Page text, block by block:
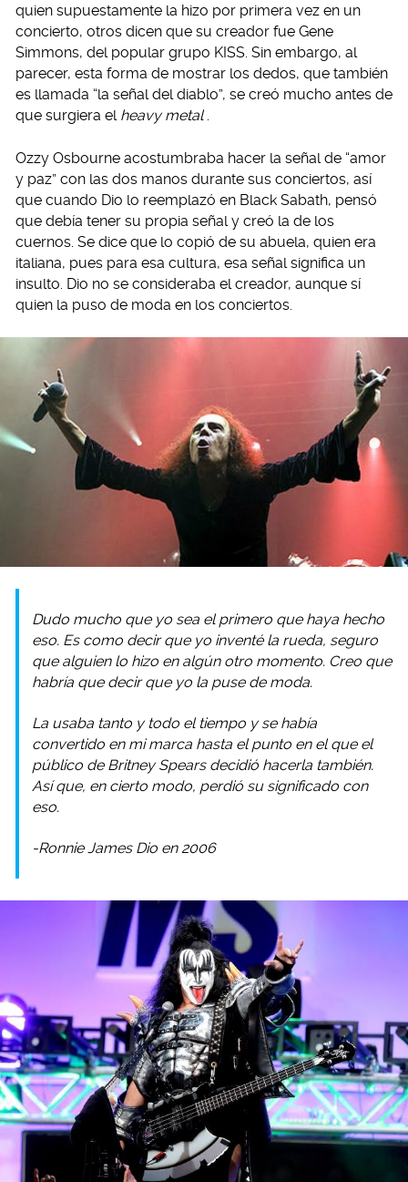
quien supuestamente la hizo por primera vez en un
concierto, otros dicen que su creador fue Gene
Simmons, del popular grupo KISS. Sin embargo, al
parecer, esta forma de mostrar los dedos, que también
es llamada “la señal del diablo”, se creó mucho antes de
que surgiera el heavy metal .
Ozzy Osbourne acostumbraba hacer la señal de “amor
y paz” con las dos manos durante sus conciertos, así
que cuando Dio lo reemplazó en Black Sabath, pensó
que debía tener su propia señal y creó la de los
cuernos. Se dice que lo copió de su abuela, quien era
italiana, pues para esa cultura, esa señal significa un
insulto. Dio no se consideraba el creador, aunque sí
quien la puso de moda en los conciertos.
Dudo mucho que yo sea el primero que haya hecho
eso. Es como decir que yo inventé la rueda, seguro
que alguien lo hizo en algún otro momento. Creo que
habría que decir que yo la puse de moda.
La usaba tanto y todo el tiempo y se había
convertido en mi marca hasta el punto en el que el
público de Britney Spears decidió hacerla también.
Así que, en cierto modo, perdió su significado con
eso.
-Ronnie James Dio en 2006